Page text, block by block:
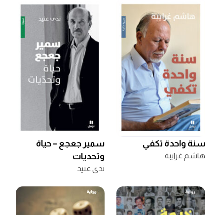
سنة واحدة تكفي
هاشم غرايبة
سمير جعجع – حياة
وتحديات
ندى عنيد